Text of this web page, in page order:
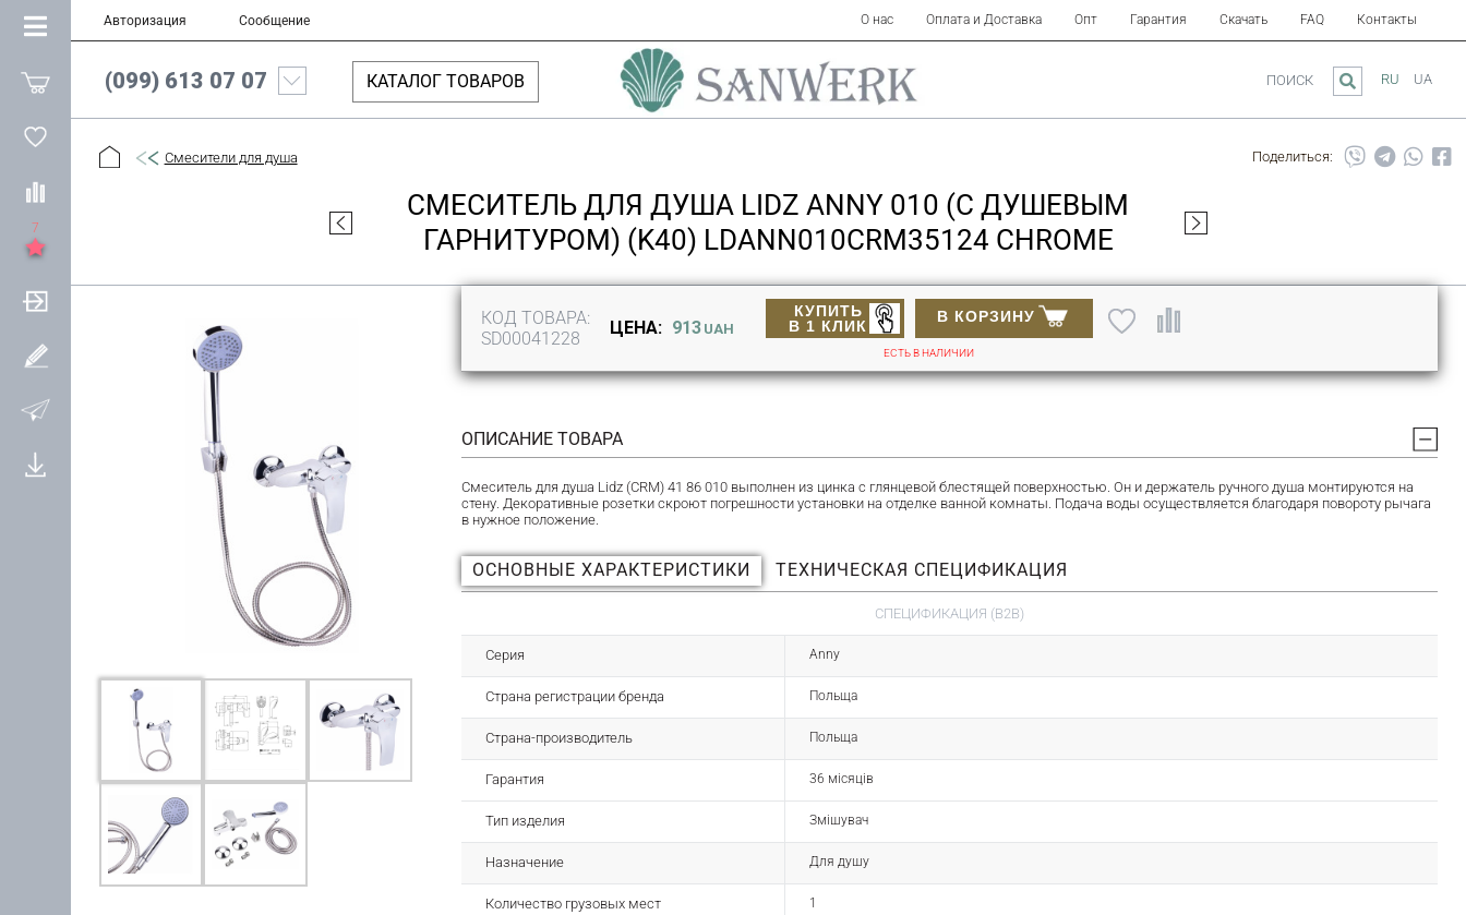
7
Авторизация Сообщение О нас Оплата и Доставка Опт Гарантия Скачать FAQ Контакты
КАТАЛОГ ТОВАРОВ
(099) 613 07 07 RU UA
ПОИСК
Смесители для душа Поделиться:
СМЕСИТЕЛЬ ДЛЯ ДУША LIDZ ANNY 010 (С ДУШЕВЫМ
ГАРНИТУРОМ) (K40) LDANN010CRM35124 CHROME
КОД ТОВАРА:
SD00041228
ЦЕНА: 913 UAH
В КОРЗИНУ
КУПИТЬ
В 1 КЛИК
ЕСТЬ В НАЛИЧИИ
ОПИСАНИЕ ТОВАРА
Смеситель для душа Lidz (CRM) 41 86 010 выполнен из цинка с глянцевой блестящей поверхностью. Он и держатель ручного душа монтируются на
стену. Декоративные розетки скроют погрешности установки на отделке ванной комнаты. Подача воды осуществляется благодаря повороту рычага
в нужное положение.
ОСНОВНЫЕ ХАРАКТЕРИСТИКИ ТЕХНИЧЕСКАЯ СПЕЦИФИКАЦИЯ
СПЕЦИФИКАЦИЯ (B2B)
Серия Anny
Страна регистрации бренда Польща
Страна-производитель Польща
Гарантия 36 місяців
Тип изделия Змішувач
Назначение Для душу
Количество грузовых мест 1